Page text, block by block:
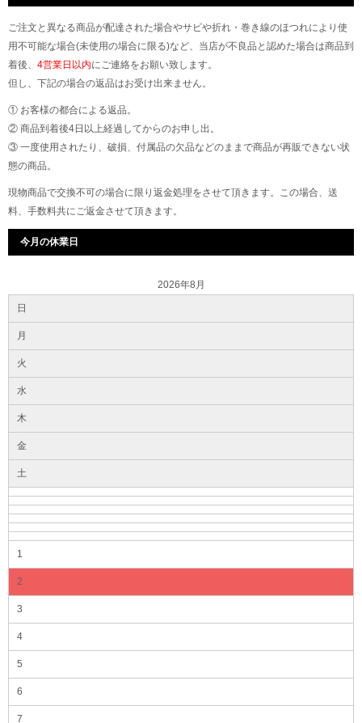
ご注文と異なる商品が配達された場合やサビや折れ・巻き線のほつれにより使
用不可能な場合(未使用の場合に限る)など、当店が不良品と認めた場合は商品到
着後、 4営業日以内にご連絡をお願い致します。
但し、下記の場合の返品はお受け出来ません。
① お客様の都合による返品。
② 商品到着後4日以上経過してからのお申し出。
③ 一度使用されたり、破損、付属品の欠品などのままで商品が再販できない状
態の商品。
現物商品で交換不可の場合に限り返金処理をさせて頂きます。この場合、送
料、手数料共にご返金させて頂きます。
今月の休業日
2026年8月
日
月
火
水
木
金
土
1
2
3
4
5
6
7